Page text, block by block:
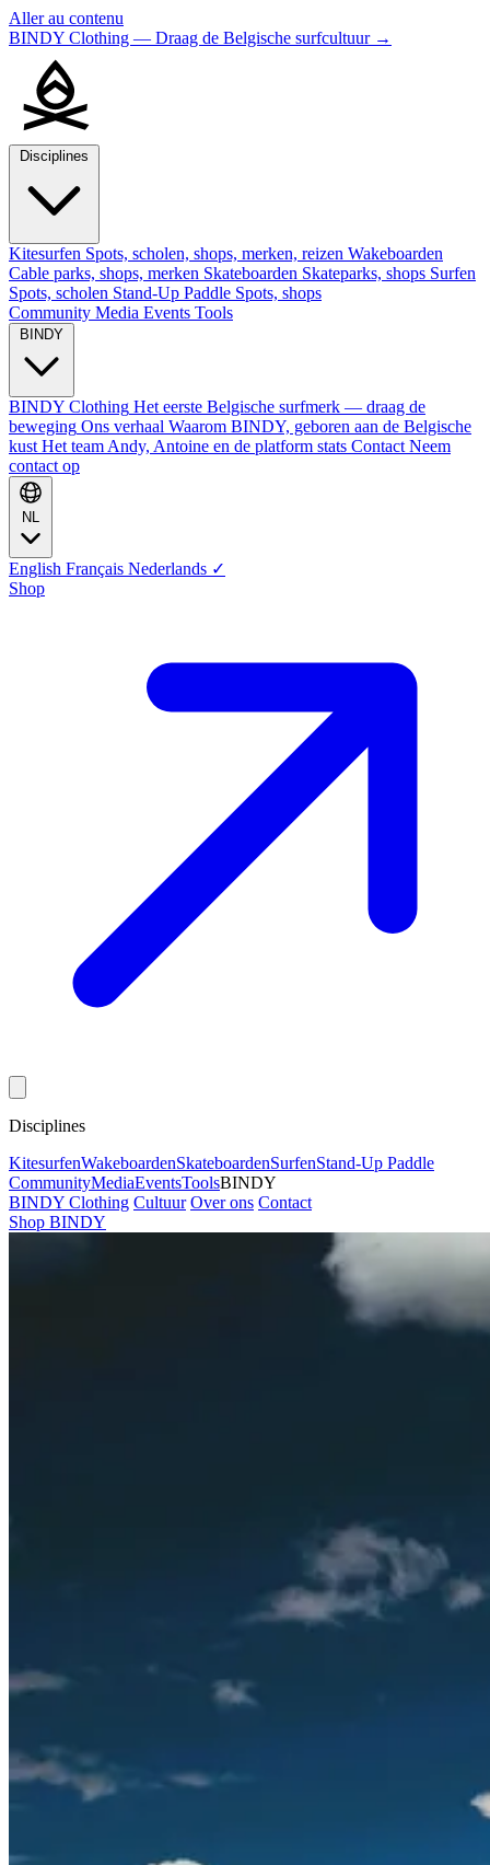
Aller au contenu
BINDY Clothing — Draag de Belgische surfcultuur →
Kitesurfen Spots, scholen, shops, merken, reizen Wakeboarden
Cable parks, shops, merken Skateboarden Skateparks, shops Surfen
Spots, scholen Stand-Up Paddle Spots, shops
Community Media Events Tools
BINDY Clothing Het eerste Belgische surfmerk — draag de
beweging Ons verhaal Waarom BINDY, geboren aan de Belgische
kust Het team Andy, Antoine en de platform stats Contact Neem
contact op
English Français Nederlands ✓
Shop
Disciplines
KitesurfenWakeboardenSkateboardenSurfenStand-Up Paddle
CommunityMediaEventsToolsBINDY
BINDY Clothing Cultuur Over ons Contact
Shop BINDY